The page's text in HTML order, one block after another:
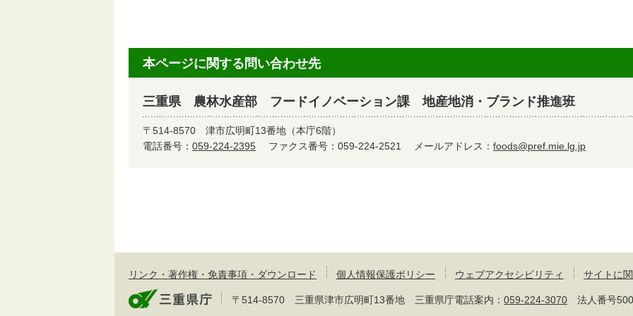
本ページに関する問い合わせ先
三重県 農林水産部 フードイノベーション課 地産地消・ブランド推進班
〒514-8570 津市広明町13番地（本庁6階）
電話番号： 059-224-2395 ファクス番号：059-224-2521 メールアドレス： foods@pref.mie.lg.jp
リンク・著作権・免責事項・ダウンロード 個人情報保護ポリシー ウェブアクセシビリティ サイトに
〒514-8570 三重県津市広明町13番地 三重県庁電話案内： 059-224-3070 法人番号